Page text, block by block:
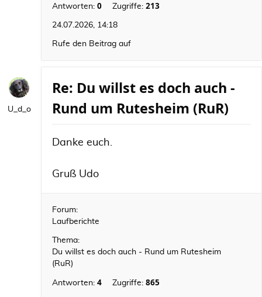
Antworten: 0 Zugriffe: 213
24.07.2026, 14:18
Rufe den Beitrag auf
U_d_o
Re: Du willst es doch auch -
Rund um Rutesheim (RuR)
Danke euch.
Gruß Udo
Forum:
Laufberichte
Thema:
Du willst es doch auch - Rund um Rutesheim
(RuR)
Antworten: 4 Zugriffe: 865